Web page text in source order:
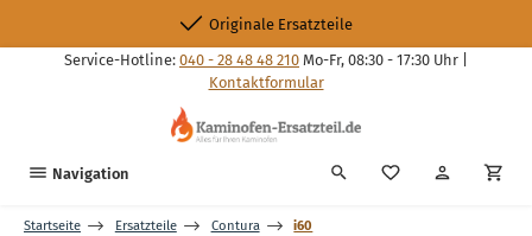
Originale Ersatzteile
Service-Hotline: 040 - 28 48 48 210 Mo-Fr, 08:30 - 17:30 Uhr |
Kontaktformular
Navigation Du hast 0
Startseite Ersatzteile Contura i60